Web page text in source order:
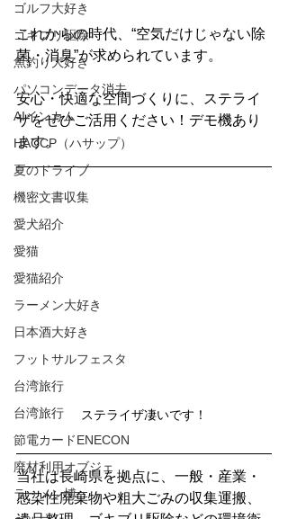
ゴルフ大好き
ゴキブリ駆除
魚釣り大好き
パソコンデータ消去
AIインカム
HACCP（ハサップ）
夏のドライブ
機密文書収集
愛犬紹介
愛猫
愛猫紹介
ラーメン大好き
日本酒大好き
フットサルフェスタ
台湾旅行
台湾旅行
節電カードENECON
廃材利用オブジェ
ラーメン博
これからの時代、“空気だけじゃない除
菌・消臭”が求められています。
安心・快適な空間づくりに、ステライ
ザをぜひご活用ください！デモ機あり
ます。
ステライザ凄いです！
当社は長崎県を拠点に、一般・産業・
感染性廃棄物や粗大ごみの収集運搬、